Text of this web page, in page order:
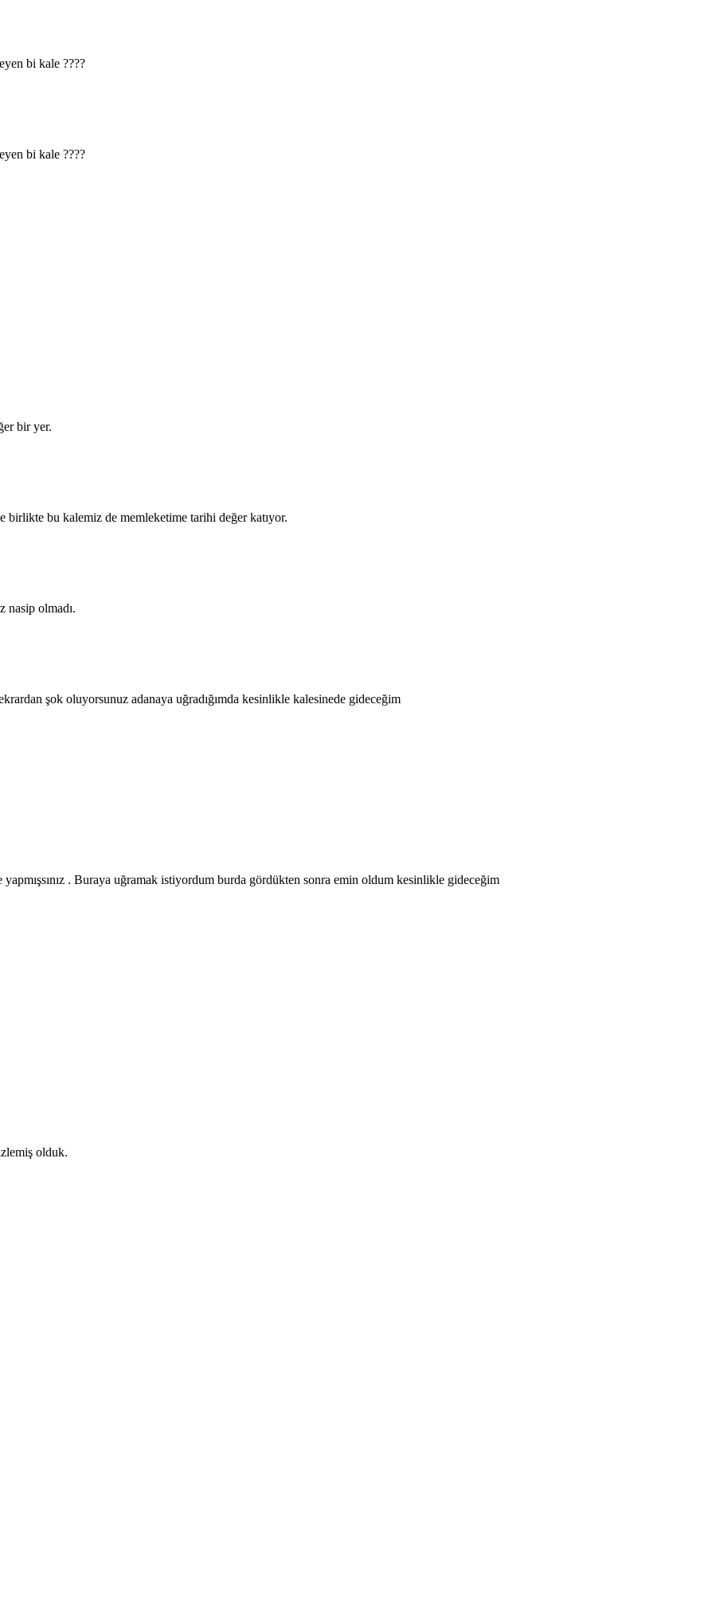
bi kale ????
bi kale ????
bir yer.
birlikte bu kalemiz de memleketime tarihi değer katıyor.
nasip olmadı.
şok oluyorsunuz adanaya uğradığımda kesinlikle kalesinede gideceğim
. Buraya uğramak istiyordum burda gördükten sonra emin oldum kesinlikle gideceğim
olduk.